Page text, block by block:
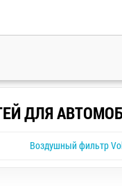
ДЛЯ
Воздушный фильтр